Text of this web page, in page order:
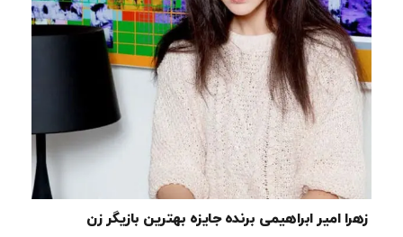
زهرا امیر ابراهیمی برنده جایزه بهترین بازیگر زن